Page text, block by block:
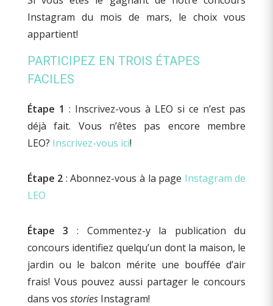
Instagram du mois de mars, le choix vous
appartient!
PARTICIPEZ EN TROIS ÉTAPES
FACILES
Étape 1 : Inscrivez-vous à LEO si ce n’est pas
déjà fait. Vous n’êtes pas encore membre
LEO? Inscrivez-vous ici!
Étape 2 : Abonnez-vous à la page Instagram de
LEO
Étape 3 : Commentez-y la publication du
concours identifiez quelqu’un dont la maison, le
jardin ou le balcon mérite une bouffée d’air
frais! Vous pouvez aussi partager le concours
dans vos storiesInstagram!